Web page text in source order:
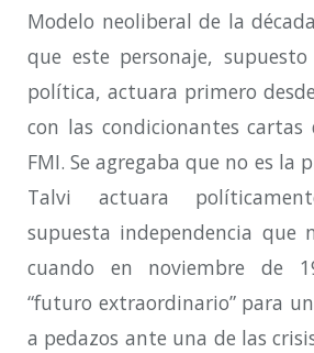
Modelo neoliberal de la
que este personaje,
política, actuara primero
con las condicionantes
FMI. Se agregaba que no es la
Talvi actuara
supuesta independencia que
cuando en noviembre de
“futuro extraordinario” para
a pedazos ante una de las